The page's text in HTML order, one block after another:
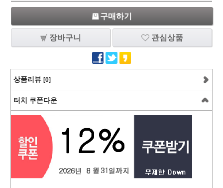
구매하기
장바구니 관심상품
상품리뷰 [0]
터치 쿠폰다운